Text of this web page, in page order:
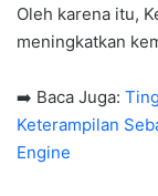
Oleh karena itu,
meningkatkan
➡️ Baca Juga:
Keterampilan
Engine